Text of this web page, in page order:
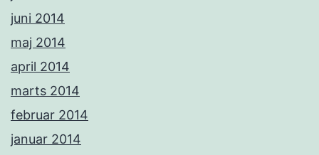
juni 2014
maj 2014
april 2014
marts 2014
februar 2014
januar 2014